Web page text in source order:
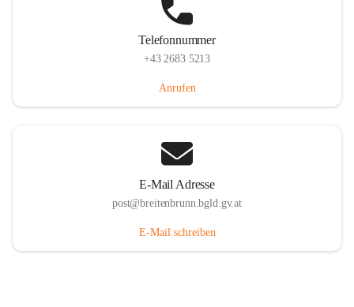
Telefonnummer
+43 2683 5213
Anrufen
E-Mail Adresse
post@breitenbrunn.bgld.gv.at
E-Mail schreiben